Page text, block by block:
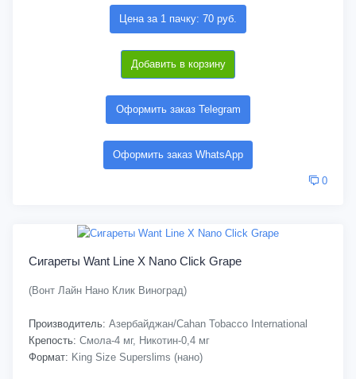
Цена за 1 пачку: 70 руб.
Добавить в корзину
Оформить заказ Telegram
Оформить заказ WhatsApp
0
Сигареты Want Line X Nano Click Grape
(Вонт Лайн Нано Клик Виноград)
Производитель: Азербайджан/Cahan Tobacco International
Крепость: Смола-4 мг, Никотин-0,4 мг
Формат: King Size Superslims (нано)